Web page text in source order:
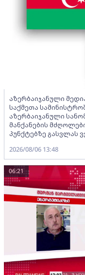
აზერბაიჯანული
საქმეთა
აზერბაიჯანული
მანქანების
პუნქტებზე გასვლას
2026/08/06 13:48
06:21